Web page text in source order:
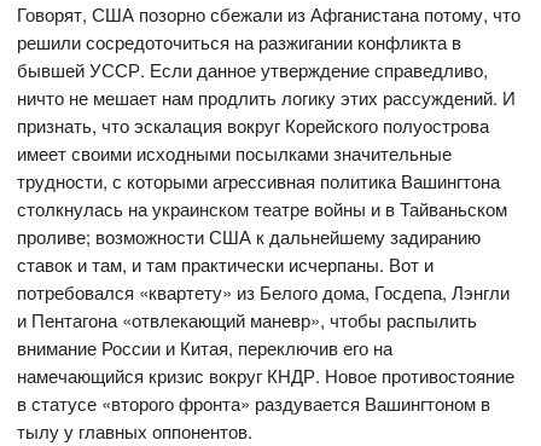
Говорят, США позорно сбежали из Афганистана потому, что
решили сосредоточиться на разжигании конфликта в
бывшей УССР. Если данное утверждение справедливо,
ничто не мешает нам продлить логику этих рассуждений. И
признать, что эскалация вокруг Корейского полуострова
имеет своими исходными посылками значительные
трудности, с которыми агрессивная политика Вашингтона
столкнулась на украинском театре войны и в Тайваньском
проливе; возможности США к дальнейшему задиранию
ставок и там, и там практически исчерпаны. Вот и
потребовался «квартету» из Белого дома, Госдепа, Лэнгли
и Пентагона «отвлекающий маневр», чтобы распылить
внимание России и Китая, переключив его на
намечающийся кризис вокруг КНДР. Новое противостояние
в статусе «второго фронта» раздувается Вашингтоном в
тылу у главных оппонентов.